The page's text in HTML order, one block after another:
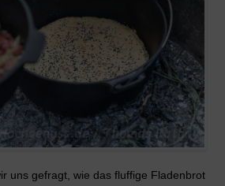
uns gefragt, wie das fluffige Fladenbrot